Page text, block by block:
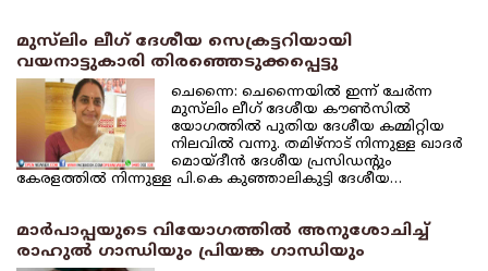
മുസ്‌ലിം ലീഗ് ദേശീയ സെക്രട്ടറിയായി
വയനാട്ടുകാരി തിരഞ്ഞെടുക്കപ്പെട്ടു
ചെന്നൈ: ചെന്നൈയില്‍ ഇന്ന് ചേര്‍ന്ന
മുസ്‌ലിം ലീഗ് ദേശീയ കൗണ്‍സില്‍
യോഗത്തില്‍ പുതിയ ദേശീയ കമ്മിറ്റിയ
നിലവില്‍ വന്നു. തമിഴ്‌നാട് നിന്നുള്ള ഖാദര്‍
മൊയ്ദീന്‍ ദേശീയ പ്രസിഡന്റും
കേരളത്തില്‍ നിന്നുള്ള പി.കെ കുഞ്ഞാലികുട്ടി ദേശീയ…
മാര്‍പാപ്പയുടെ വിയോഗത്തില്‍ അനുശോചിച്ച്
രാഹുല്‍ ഗാന്ധിയും പ്രിയങ്ക ഗാന്ധിയും